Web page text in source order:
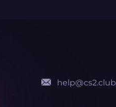
help@cs2.club